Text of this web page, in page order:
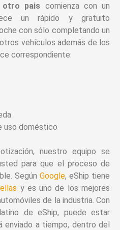
otro pais comienza con un
un rápido y gratuito
con sólo completando un
vehículos además de los
correspondiente:
uso doméstico
nuestro equipo se
para que el proceso de
Según Google, eShip tiene
y es uno de los mejores
de la industria. Con
de eShip, puede estar
enviado a tiempo, dentro del